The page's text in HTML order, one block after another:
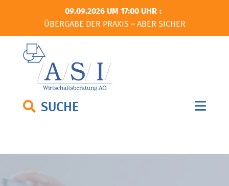
09.09.2026 UM 17:00 UHR
ÜBERGABE DER PRAXIS – ABER SICHER
SUCHE